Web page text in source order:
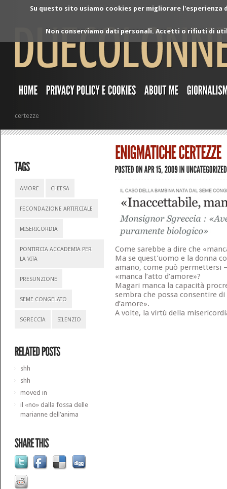
Su questo sito usiamo cookies per migliorare
Non conserviamo dati personali. Accetti o rifiuti di
certezze
AMORE CHIESA
FECONDAZIONE ARTIFICIALE
MISERICORDIA
PONTIFICIA ACCADEMIA PER
LA VITA
PRESUNZIONE
SEME CONGELATO
SGRECCIA SILENZIO
shh
shh
moved in
il «no» dalla fossa delle
marianne dell’anima
Come sarebbe a dire che
Ma se quest’uomo e la donna
amano, come può permettersi
«manca l’atto d’amore»?
Magari manca la capacità
sembra che possa consentire
d’amore».
A volte, la virtù della